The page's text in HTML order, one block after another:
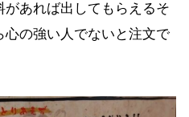
あれば出してもらえるそ
心の強い人でないと注文で